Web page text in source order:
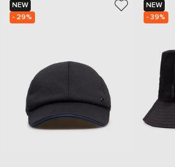
NEW
- 29%
NEW
- 39%